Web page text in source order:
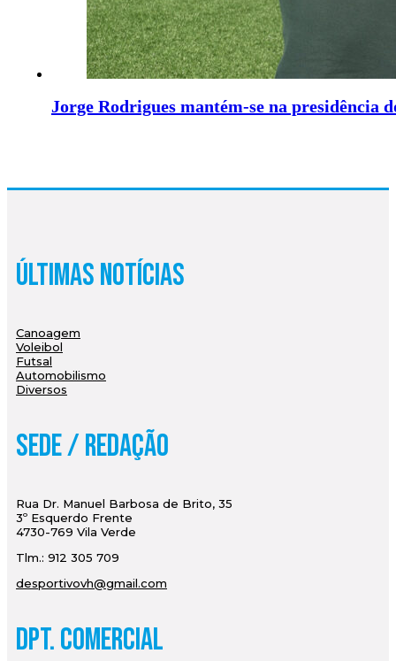
Jorge Rodrigues mantém-se na presidência
Últimas Notícias
Canoagem
Voleibol
Futsal
Automobilismo
Diversos
Sede / Redação
Rua Dr. Manuel Barbosa de Brito, 35
3º Esquerdo Frente
4730-769 Vila Verde
Tlm.: 912 305 709
desportivovh@gmail.com
Dpt. Comercial